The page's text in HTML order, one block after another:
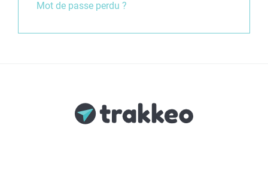
Mot de passe perdu ?